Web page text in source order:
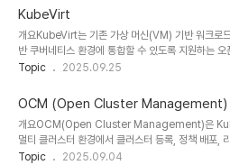
는 CNCF(Cloud Native Computing
하는 GitOps 도구로, Kubernetes 클러스터가 Git
와 항상 일치하도록 유지한다. 이를 통해 수동 배포
일관성과 재현성을 확보한다.2. 특징 구분 내용 비
단일 진실 원천으로 사용선언적 배포자동화변경사항
KubeVirt
개요KubeVirt는 기존 가상 머신(VM) 기반 워크로드
반 쿠버네티스 환경에 통합할 수 있도록 지원하는 오
입니다. 컨테이너와 VM을 동일한 쿠버네티스 클러스
션의 공존이 가능해집니다.1. 개념 및 정의항목내용
쿠버네티스에서 가상 머신(VM)을 정의하고 실행할
확장 기능입니다.목적VM 기반 애플리케이션을 쿠
서 유연하게 운영할 수 있도록 지원합니다.필요성컨
어려운 레거시 시스템을 클라우드 네이티브 환경에서
Topic 2025.09.25
OCM (Open Cluster Management)
개요OCM(Open Cluster Management)은
멀티 클러스터 환경에서 클러스터 등록, 정책 배포,
리, 보안 컴플라이언스 등을 통합적으로 제어할 수 있
Topic 2025.09.04